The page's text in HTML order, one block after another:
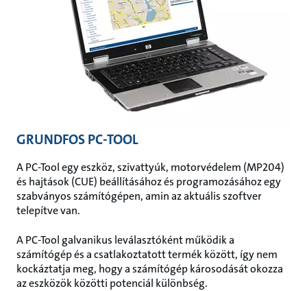
GRUNDFOS PC-TOOL
A PC-Tool egy eszköz, szivattyúk, motorvédelem (MP204)
és hajtások (CUE) beállításához és programozásához egy
szabványos számítógépen, amin az aktuális szoftver
telepítve van.
A PC-Tool galvanikus leválasztóként működik a
számítógép és a csatlakoztatott termék között, így nem
kockáztatja meg, hogy a számítógép károsodását okozza
az eszközök közötti potenciál különbség.